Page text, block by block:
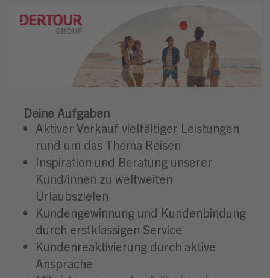
Deine Aufgaben
Aktiver Verkauf vielfältiger Leistungen
rund um das Thema Reisen
Inspiration und Beratung unserer
Kund/innen zu weltweiten
Urlaubszielen
Kundengewinnung und Kundenbindung
durch erstklassigen Service
Kundenreaktivierung durch aktive
Ansprache